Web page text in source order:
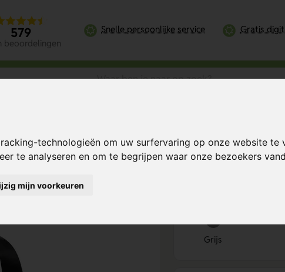
technologieën om uw surfervaring op onze website te
te analyseren en om te begrijpen waar onze bezoekers
mijn voorkeuren
579
beoordelingen
Snelle persoonlijke service Gratis
en praktische tas voor elke training
tas voor
Bereken mijn
Grijs